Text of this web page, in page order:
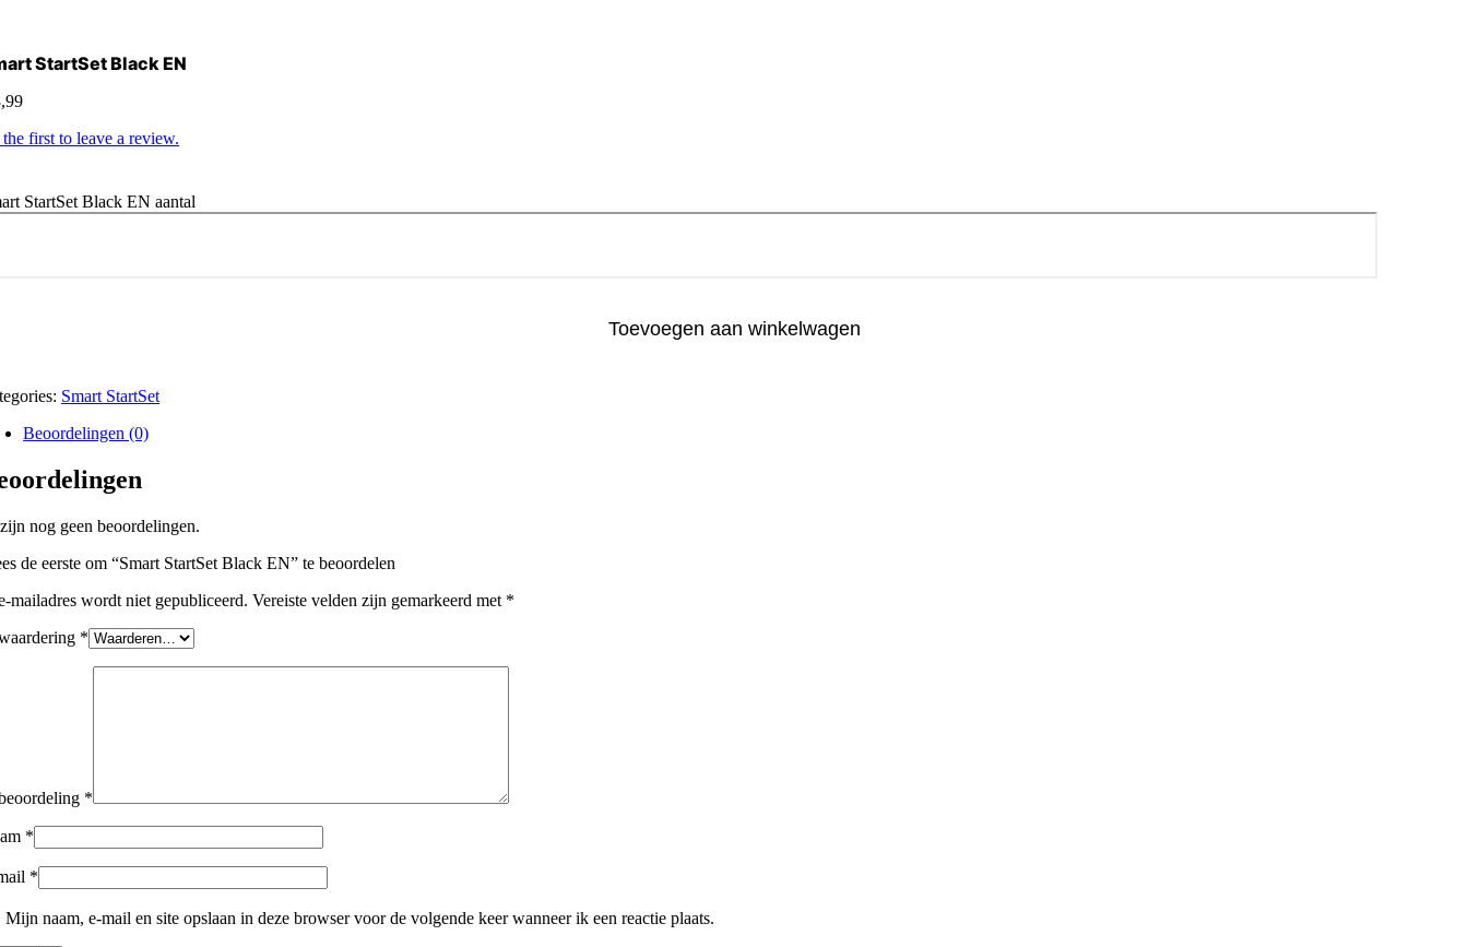
StartSet Black EN
first to leave a review.
StartSet Black EN aantal
Toevoegen aan winkelwagen
Smart StartSet
Beoordelingen (0)
nog geen beoordelingen.
de eerste om “Smart StartSet Black EN” te beoordelen
mailadres wordt niet gepubliceerd. Vereiste velden zijn gemarkeerd met *
*
*
*
*
Mijn naam, e-mail en site opslaan in deze browser voor de volgende keer wanneer ik een reactie plaats.